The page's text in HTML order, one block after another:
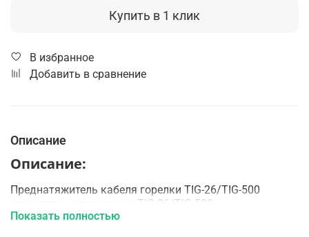
Купить в 1 клик
В избранное
Добавить в сравнение
Описание
Описание:
Преднатяжитель кабеля горелки TIG-26/TIG-500
совместим с горелками TIG-26/TIG-500.
Показать полностью